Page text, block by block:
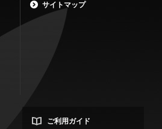
サイトマップ
ご利用ガイド